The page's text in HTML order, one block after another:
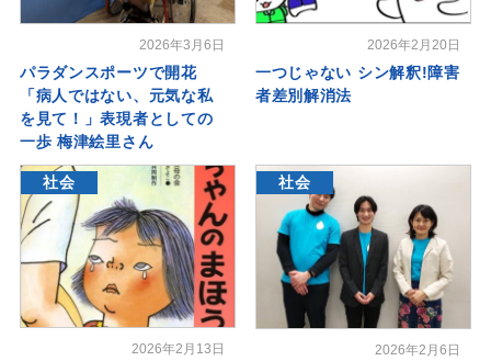
2026年3月6日
パラダンスポーツで開花
「病人ではない、元気な私
を見て！」表現者としての
一歩 梅津絵里さん
2026年2月20日
一つじゃない シン解釈!障害
者差別解消法
社会
2026年2月13日
社会
2026年2月6日